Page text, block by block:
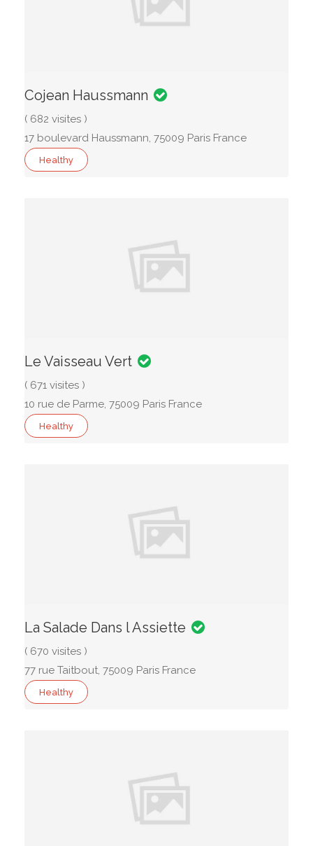
Cojean Haussmann
( 682 visites )
17 boulevard Haussmann, 75009 Paris France
Healthy
Le Vaisseau Vert
( 671 visites )
10 rue de Parme, 75009 Paris France
Healthy
La Salade Dans l Assiette
( 670 visites )
77 rue Taitbout, 75009 Paris France
Healthy